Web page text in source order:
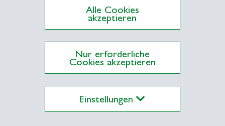
Alle Cookies
akzeptieren
Nur erforderliche
Cookies akzeptieren
Einstellungen